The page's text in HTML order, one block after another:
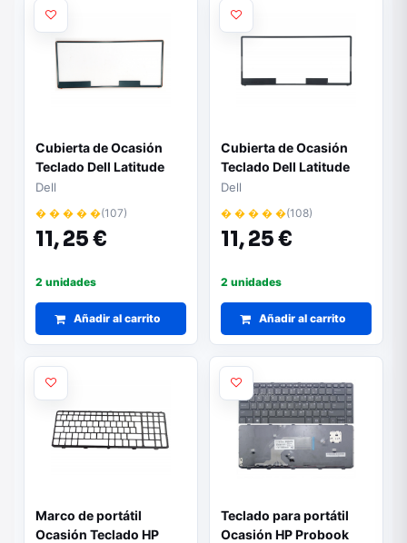
Cubierta de Ocasión
Teclado Dell Latitude
E6420 Keyboard Cover
FA0FD000C00-2
Dell
� � � � �(107)
11,25 €
2 unidades
Añadir al carrito
Cubierta de Ocasión
Teclado Dell Latitude
E6430/6430S
FA0ld000900
Dell
� � � � �(108)
11,25 €
2 unidades
Añadir al carrito
Marco de portátil
Ocasión Teclado HP
Teclado para portátil
Ocasión HP Probook